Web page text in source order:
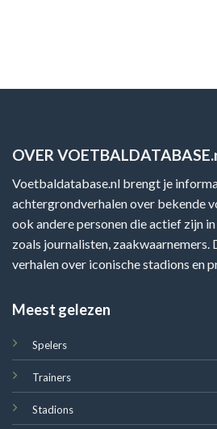
OVER
Voetbaldatabase.nl brengt je
achtergrondverhalen over bekende
ook andere personen die actief zijn
zoals journalisten, zaakwaarnemers.
verhalen over iconische stadions en
Meest gelezen
Spelers
Trainers
Stadions